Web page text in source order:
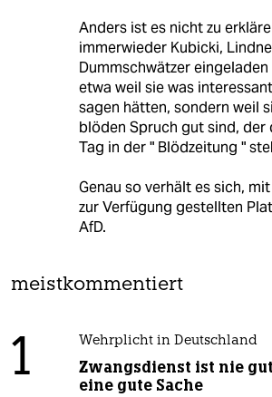
Anders ist es nicht zu
immerwieder Kubicki,
Dummschwätzer
etwa weil sie was
sagen hätten, sondern weil
blöden Spruch gut sind, der
Tag in der " Blödzeitung "
Genau so verhält es sich,
zur Verfügung gestellten
AfD.
meistkommentiert
1 Wehrplicht in Deutschland
Zwangsdienst ist nie
eine gute Sache